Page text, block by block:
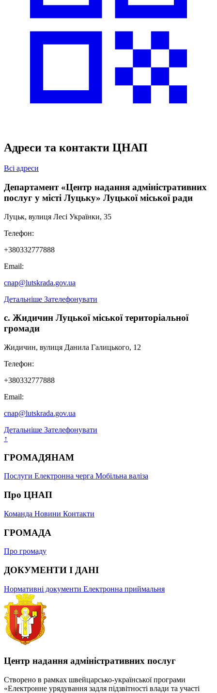
Адреси та контакти ЦНАП
Всі адреси
Департамент «Центр надання адміністративних
послуг у місті Луцьку» Луцької міської ради
Луцьк, вулиця Лесі Українки, 35
Телефон:
+380332777888
Email:
cnap@lutskrada.gov.ua
Детальніше Зателефонувати
с. Жидичин Луцької міської територіальної
громади
Жидичин, вулиця Данила Галицького, 12
Телефон:
+380332777888
Email:
cnap@lutskrada.gov.ua
Детальніше Зателефонувати
↑
ГРОМАДЯНАМ
Послуги Електронна черга Мобільна валіза
Про ЦНАП
Команда Новини Контакти
ГРОМАДА
Про громаду
ДОКУМЕНТИ І ДАНІ
Нормативні документи Електронна приймальня
Центр надання адміністративних послуг
Створено в рамках швейцарсько-української програми
«Електронне урядування задля підзвітності влади та участі